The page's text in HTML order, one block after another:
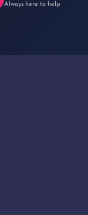
Always here to help